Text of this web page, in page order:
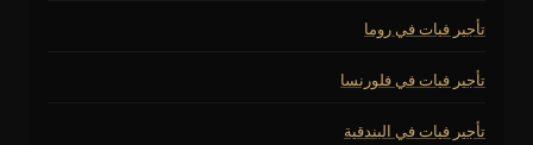
تأجير فيات في روما
تأجير فيات في فلورنسا
تأجير فيات في البندقية